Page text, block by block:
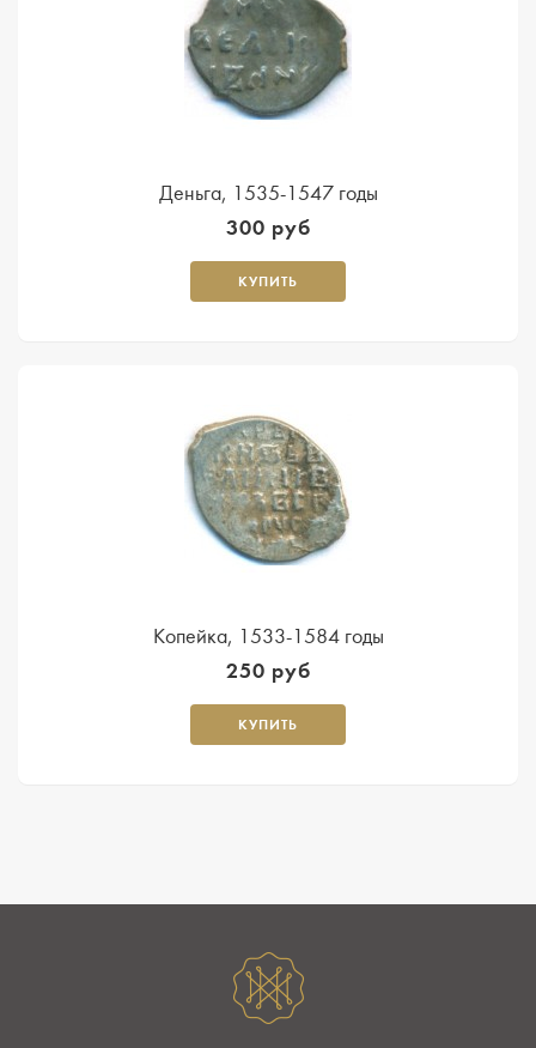
Деньга, 1535-1547 годы
300 руб
КУПИТЬ
Копейка, 1533-1584 годы
250 руб
КУПИТЬ